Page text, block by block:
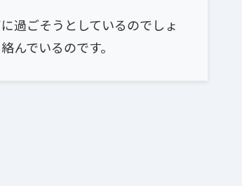
過ごそうとしているのでしょ
でいるのです。